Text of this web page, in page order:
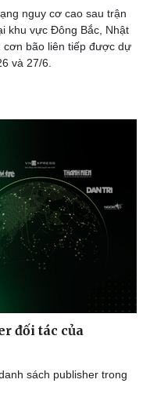
nguy cơ cao sau trận
khu vực Đông Bắc, Nhật
cơn bão liên tiếp được dự
và 27/6.
đối tác của
sách publisher trong